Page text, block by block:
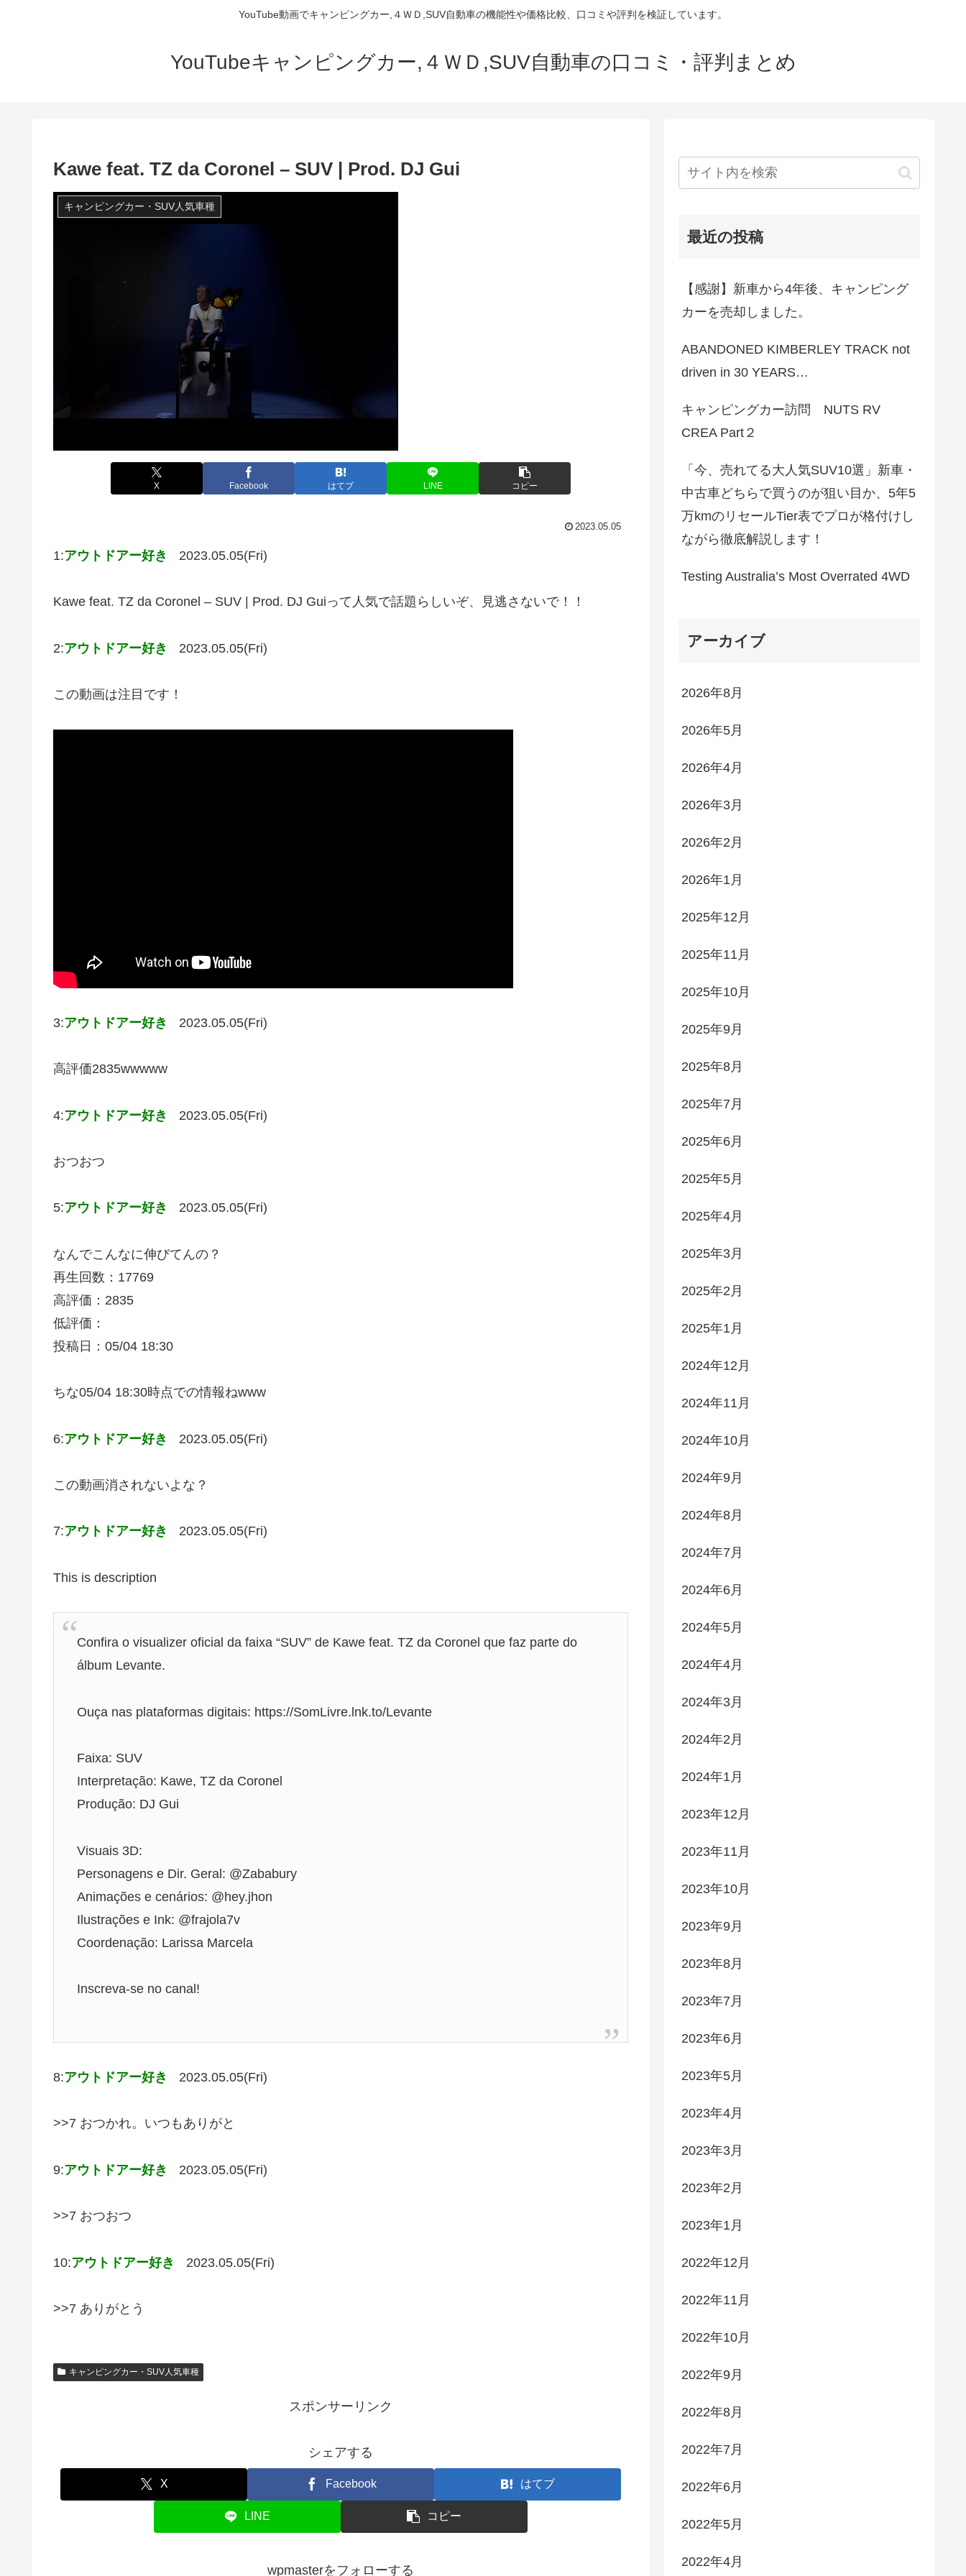
YouTube動画でキャンピングカー,４ＷＤ,SUV自動車の機能性や価格比較、口コミや評判を検証しています。
YouTubeキャンピングカー,４ＷＤ,SUV自動車の口コミ・評判まとめ
Kawe feat. TZ da Coronel – SUV | Prod. DJ Gui
キャンピングカー・SUV人気車種
X Facebook はてブ LINE コピー
2023.05.05
1:アウトドアー好き 2023.05.05(Fri)
Kawe feat. TZ da Coronel – SUV | Prod. DJ Guiって人気で話題らしいぞ、見逃さないで！！
2:アウトドアー好き 2023.05.05(Fri)
この動画は注目です！
3:アウトドアー好き 2023.05.05(Fri)
高評価2835wwwww
4:アウトドアー好き 2023.05.05(Fri)
おつおつ
5:アウトドアー好き 2023.05.05(Fri)
なんでこんなに伸びてんの？
再生回数：17769
高評価：2835
低評価：
投稿日：05/04 18:30
ちな05/04 18:30時点での情報ねwww
6:アウトドアー好き 2023.05.05(Fri)
この動画消されないよな？
7:アウトドアー好き 2023.05.05(Fri)
This is description
Confira o visualizer oficial da faixa “SUV” de Kawe feat. TZ da Coronel que faz parte do
álbum Levante.
Ouça nas plataformas digitais: https://SomLivre.lnk.to/Levante
Faixa: SUV
Interpretação: Kawe, TZ da Coronel
Produção: DJ Gui
Visuais 3D:
Personagens e Dir. Geral: @Zababury
Animações e cenários: @hey.jhon
Ilustrações e Ink: @frajola7v
Coordenação: Larissa Marcela
Inscreva-se no canal!
8:アウトドアー好き 2023.05.05(Fri)
>>7 おつかれ。いつもありがと
9:アウトドアー好き 2023.05.05(Fri)
>>7 おつおつ
10:アウトドアー好き 2023.05.05(Fri)
>>7 ありがとう
キャンピングカー・SUV人気車種
スポンサーリンク
シェアする
X Facebook はてブ
LINE コピー
wpmasterをフォローする
最近の投稿
【感謝】新車から4年後、キャンピング
カーを売却しました。
ABANDONED KIMBERLEY TRACK not
driven in 30 YEARS…
キャンピングカー訪問 NUTS RV
CREA Part２
「今、売れてる大人気SUV10選」新車・
中古車どちらで買うのが狙い目か、5年5
万kmのリセールTier表でプロが格付けし
ながら徹底解説します！
Testing Australia’s Most Overrated 4WD
アーカイブ
2026年8月
2026年5月
2026年4月
2026年3月
2026年2月
2026年1月
2025年12月
2025年11月
2025年10月
2025年9月
2025年8月
2025年7月
2025年6月
2025年5月
2025年4月
2025年3月
2025年2月
2025年1月
2024年12月
2024年11月
2024年10月
2024年9月
2024年8月
2024年7月
2024年6月
2024年5月
2024年4月
2024年3月
2024年2月
2024年1月
2023年12月
2023年11月
2023年10月
2023年9月
2023年8月
2023年7月
2023年6月
2023年5月
2023年4月
2023年3月
2023年2月
2023年1月
2022年12月
2022年11月
2022年10月
2022年9月
2022年8月
2022年7月
2022年6月
2022年5月
2022年4月